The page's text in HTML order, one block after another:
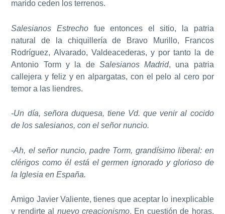
marido ceden los terrenos.
Salesianos Estrecho fue entonces el sitio, la patria
natural de la chiquillería de Bravo Murillo, Francos
Rodríguez, Alvarado, Valdeacederas, y por tanto la de
Antonio Torm y la de Salesianos Madrid, una patria
callejera y feliz y en alpargatas, con el pelo al cero por
temor a las liendres.
-Un día, señora duquesa, tiene Vd. que venir al cocido
de los salesianos, con el señor nuncio.
-Ah, el señor nuncio, padre Torm, grandísimo liberal: en
clérigos como él está el germen ignorado y glorioso de
la Iglesia en España.
Amigo Javier Valiente, tienes que aceptar lo inexplicable
y rendirte al nuevo creacionismo. En cuestión de horas,